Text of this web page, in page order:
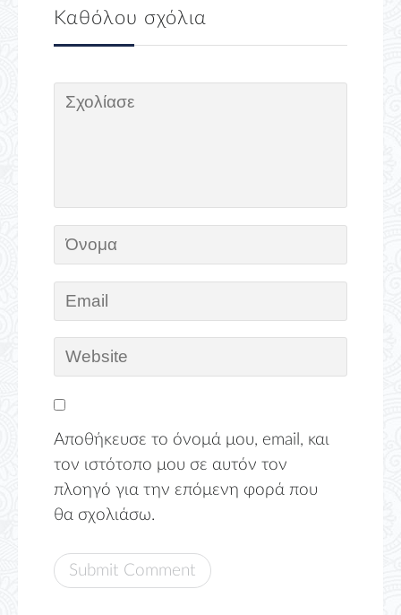
Καθόλου σχόλια
Αποθήκευσε το όνομά μου, email, και
τον ιστότοπο μου σε αυτόν τον
πλοηγό για την επόμενη φορά που
θα σχολιάσω.